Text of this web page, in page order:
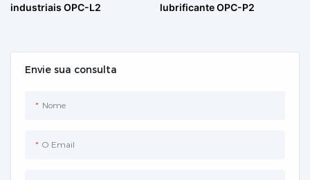
Envie sua consulta
Nome
O Email
industriais OPC-L2
lubrificante OPC-P2